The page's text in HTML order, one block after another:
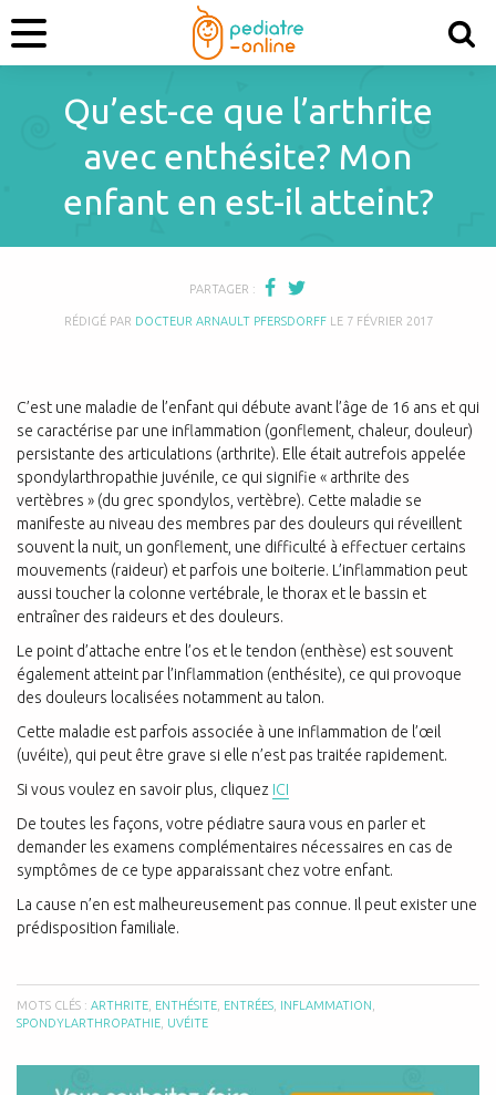
Qu’est-ce que l’arthrite
avec enthésite? Mon
enfant en est-il atteint?
PARTAGER :
RÉDIGÉ PAR DOCTEUR ARNAULT PFERSDORFFLE 7 FÉVRIER 2017
C’est une maladie de l’enfant qui débute avant l’âge de 16 ans et qui
se caractérise par une inflammation (gonflement, chaleur, douleur)
persistante des articulations (arthrite). Elle était autrefois appelée
spondylarthropathie juvénile, ce qui signifie « arthrite des
vertèbres » (du grec spondylos, vertèbre). Cette maladie se
manifeste au niveau des membres par des douleurs qui réveillent
souvent la nuit, un gonflement, une difficulté à effectuer certains
mouvements (raideur) et parfois une boiterie. L’inflammation peut
aussi toucher la colonne vertébrale, le thorax et le bassin et
entraîner des raideurs et des douleurs.
Le point d’attache entre l’os et le tendon (enthèse) est souvent
également atteint par l’inflammation (enthésite), ce qui provoque
des douleurs localisées notamment au talon.
Cette maladie est parfois associée à une inflammation de l’œil
(uvéite), qui peut être grave si elle n’est pas traitée rapidement.
Si vous voulez en savoir plus, cliquez ICI
De toutes les façons, votre pédiatre saura vous en parler et
demander les examens complémentaires nécessaires en cas de
symptômes de ce type apparaissant chez votre enfant.
La cause n’en est malheureusement pas connue. Il peut exister une
prédisposition familiale.
MOTS CLÉS : ARTHRITE ENTHÉSITE ENTRÉES INFLAMMATION
SPONDYLARTHROPATHIE UVÉITE